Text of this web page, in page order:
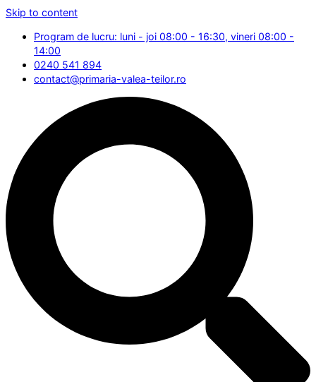
Skip to content
Program de lucru: luni - joi 08:00 - 16:30, vineri 08:00 -
14:00
0240 541 894
contact@primaria-valea-teilor.ro